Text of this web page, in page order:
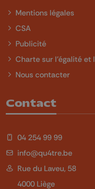
Mentions légales
CSA
Publicité
Charte sur l'égalité et
Nous contacter
Contact
04 254 99 99
info@qu4tre.be
Rue du Laveu, 58
4000 Liège